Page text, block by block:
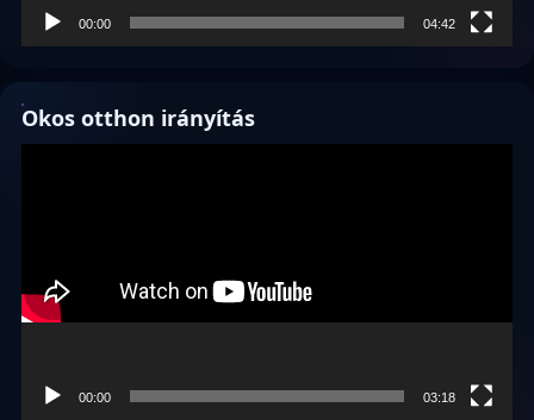
00:00 04:42
Okos otthon irányítás
00:00 03:18